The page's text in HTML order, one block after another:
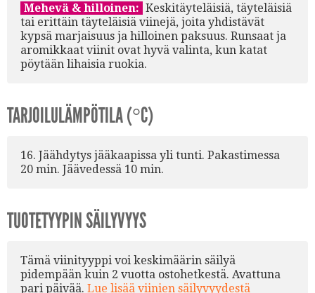
Mehevä & hilloinen: Keskitäyteläisiä, täyteläisiä
tai erittäin täyteläisiä viinejä, joita yhdistävät
kypsä marjaisuus ja hilloinen paksuus. Runsaat ja
aromikkaat viinit ovat hyvä valinta, kun katat
pöytään lihaisia ruokia.
TARJOILULÄMPÖTILA (°C)
16. Jäähdytys jääkaapissa yli tunti. Pakastimessa
20 min. Jäävedessä 10 min.
TUOTETYYPIN SÄILYVYYS
Tämä viinityyppi voi keskimäärin säilyä
pidempään kuin 2 vuotta ostohetkestä. Avattuna
pari päivää. Lue lisää viinien säilyvyydestä